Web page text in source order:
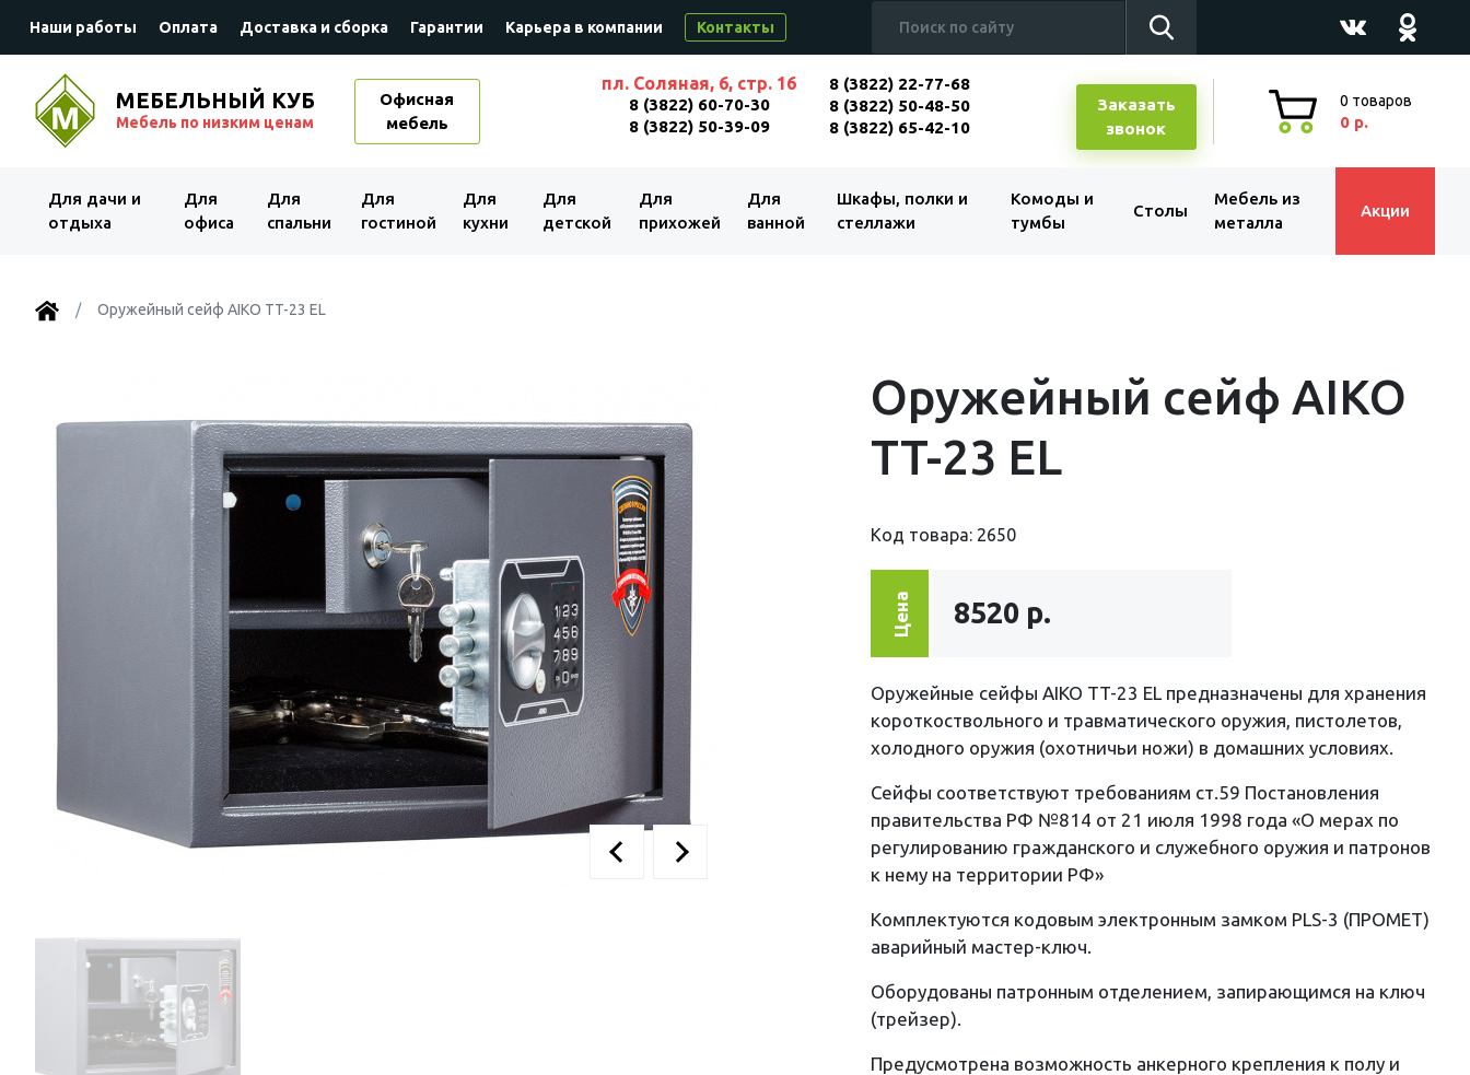
Наши работы Оплата Доставка и сборка Гарантии Карьера в компании Контакты
МЕБЕЛЬНЫЙ КУБ
Мебель по низким ценам
Офисная
мебель
пл. Соляная, 6, стр. 16
8 (3822) 60-70-30
8 (3822) 50-39-09
8 (3822) 22-77-68
8 (3822) 50-48-50
8 (3822) 65-42-10
Заказать
звонок
0 товаров
0 р.
Для дачи и
отдыха
Для
офиса
Для
спальни
Для
гостиной
Для
кухни
Для
детской
Для
прихожей
Для
ванной
Шкафы, полки и
стеллажи
Комоды и
тумбы
Столы
Мебель из
металла
Акции
Оружейный сейф AIKO TT-23 EL
Оружейный сейф AIKO
TT-23 EL
Код товара: 2650
Цена 8520 р.
Оружейные сейфы AIKO TT-23 EL предназначены для хранения
короткоствольного и травматического оружия, пистолетов,
холодного оружия (охотничьи ножи) в домашних условиях.
Сейфы соответствуют требованиям ст.59 Постановления
правительства РФ №814 от 21 июля 1998 года «О мерах по
регулированию гражданского и служебного оружия и патронов
к нему на территории РФ»
Комплектуются кодовым электронным замком PLS-3 (ПРОМЕТ)
аварийный мастер-ключ.
Оборудованы патронным отделением, запирающимся на ключ
(трейзер).
Предусмотрена возможность анкерного крепления к полу и